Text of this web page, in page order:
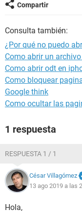
Compartir
Consulta también:
¿Por qué no puedo
Como abrir un
Como abrir odt en
Como bloquear
Google think
Como ocultar las
1 respuesta
RESPUESTA 1 / 1
César Villagómez
13 ago 2019 a las
Hola,